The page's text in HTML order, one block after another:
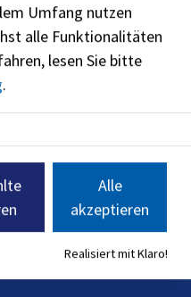
Umfang nutzen
alle Funktionalitäten
lesen Sie bitte
.
Alle
akzeptieren
Realisiert mit Klaro!